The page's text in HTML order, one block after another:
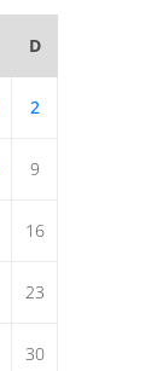
D
2
9
16
23
30